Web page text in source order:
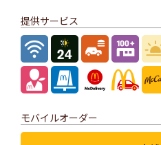
提供サービス
モバイルオーダー